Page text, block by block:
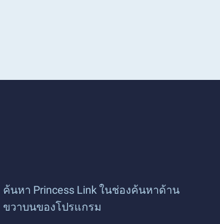
ค้นหา Princess Link ในช่องค้นหาด้าน
ขวาบนของโปรแกรม